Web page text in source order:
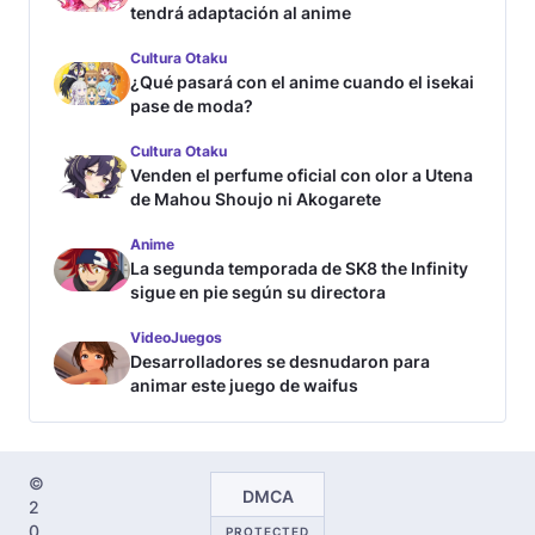
tendrá adaptación al anime
Cultura Otaku
¿Qué pasará con el anime cuando el isekai
pase de moda?
Cultura Otaku
Venden el perfume oficial con olor a Utena
de Mahou Shoujo ni Akogarete
Anime
La segunda temporada de SK8 the Infinity
sigue en pie según su directora
VideoJuegos
Desarrolladores se desnudaron para
animar este juego de waifus
©
2
0
DMCA
PROTECTED